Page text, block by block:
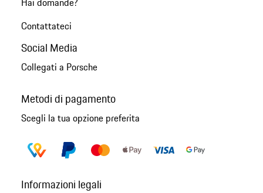
Contattateci
Social Media
Collegati a Porsche
Metodi di pagamento
Scegli la tua opzione preferita
Informazioni legali